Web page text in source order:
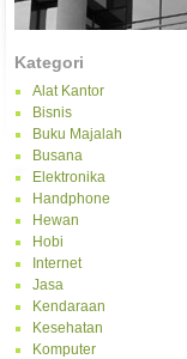
Kategori
Alat Kantor
Bisnis
Buku Majalah
Busana
Elektronika
Handphone
Hewan
Hobi
Internet
Jasa
Kendaraan
Kesehatan
Komputer